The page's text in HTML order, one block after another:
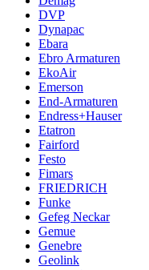
DVP
Dynapac
Ebara
Ebro Armaturen
EkoAir
Emerson
End-Armaturen
Endress+Hauser
Etatron
Fairford
Festo
Fimars
FRIEDRICH
Funke
Gefeg Neckar
Gemue
Genebre
Geolink